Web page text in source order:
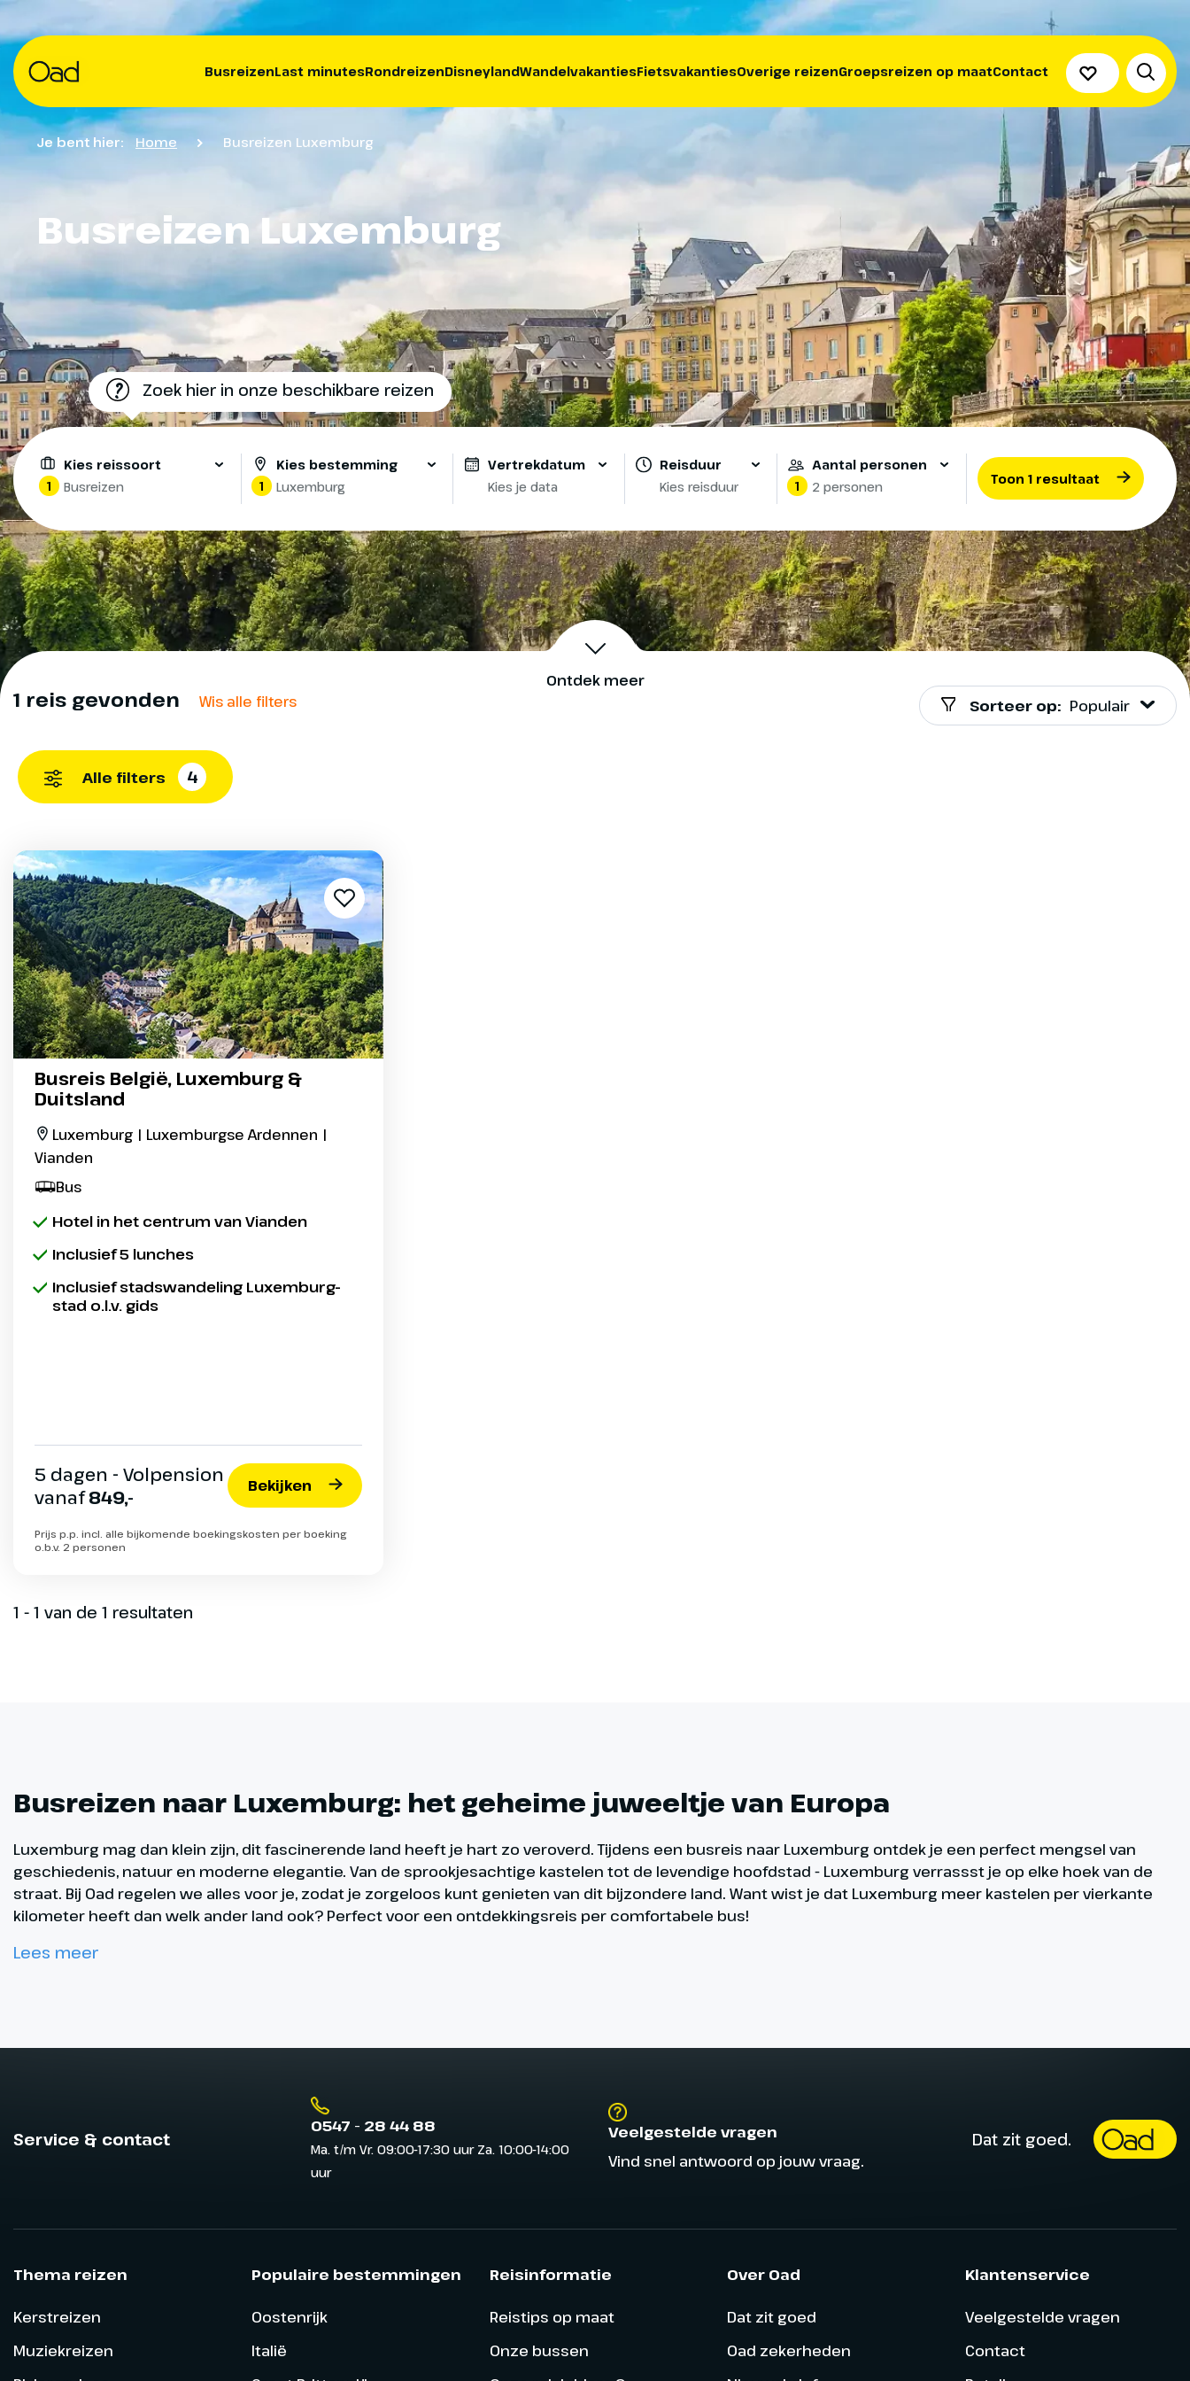
BusreizenLast minutesRondreizenDisneylandWandelvakantiesFietsvakantiesOverige reizenGroepsreizen op maatContact
Busreizen Luxemburg
Ontdek meer
Je bent hier: Home Busreizen Luxemburg
? Zoek hier in onze beschikbare reizen
Kies reissoort
1 Busreizen
Kies bestemming
1 Luxemburg
Vertrekdatum
Kies je data
Reisduur
Kies reisduur
Aantal personen
1 2 personen Toon 1 resultaat
1 reis gevonden Wis alle filters Sorteer op: Populair
Alle filters 4
Busreis België, Luxemburg &
Duitsland
Luxemburg | Luxemburgse Ardennen |
Vianden
Bus
Hotel in het centrum van Vianden
Inclusief 5 lunches
Inclusief stadswandeling Luxemburg-
stad o.l.v. gids
5 dagen - Volpension
vanaf849,- Bekijken
Prijs p.p. incl. alle bijkomende boekingskosten per boeking
o.b.v. 2 personen
1 - 1 van de 1 resultaten
Busreizen naar Luxemburg: het geheime juweeltje van Europa
Luxemburg mag dan klein zijn, dit fascinerende land heeft je hart zo veroverd. Tijdens een busreis naar Luxemburg ontdek je een perfect mengsel van
geschiedenis, natuur en moderne elegantie. Van de sprookjesachtige kastelen tot de levendige hoofdstad - Luxemburg verrassst je op elke hoek van de
straat. Bij Oad regelen we alles voor je, zodat je zorgeloos kunt genieten van dit bijzondere land. Want wist je dat Luxemburg meer kastelen per vierkante
kilometer heeft dan welk ander land ook? Perfect voor een ontdekkingsreis per comfortabele bus!
Lees meer
Service & contact
0547 - 28 44 88
Ma. t/m Vr. 09:00-17:30 uur Za. 10:00-14:00
uur
Veelgestelde vragen
Vind snel antwoord op jouw vraag.
Dat zit goed.
Thema reizen
Kerstreizen
Muziekreizen
Populaire bestemmingen
Oostenrijk
Italië
Reisinformatie
Reistips op maat
Onze bussen
Over Oad
Dat zit goed
Oad zekerheden
Klantenservice
Veelgestelde vragen
Contact